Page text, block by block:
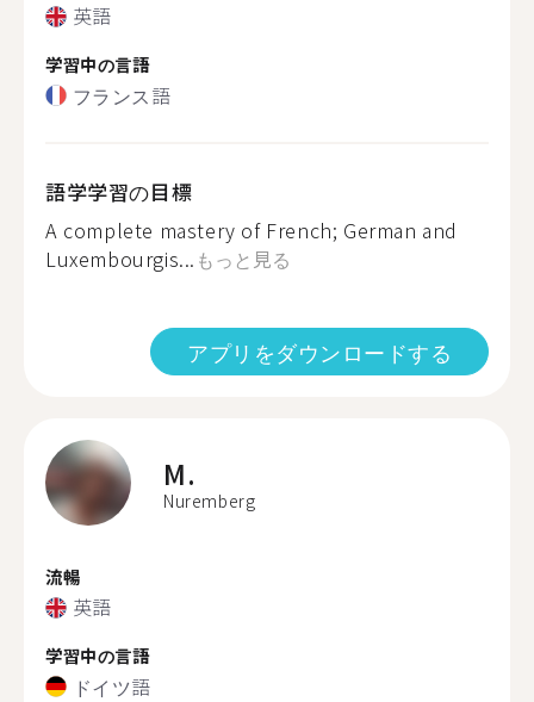
英語
学習中の言語
フランス語
語学学習の目標
A complete mastery of French; German and
Luxembourgis... もっと見る
アプリをダウンロードする
M.
Nuremberg
流暢
英語
学習中の言語
ドイツ語